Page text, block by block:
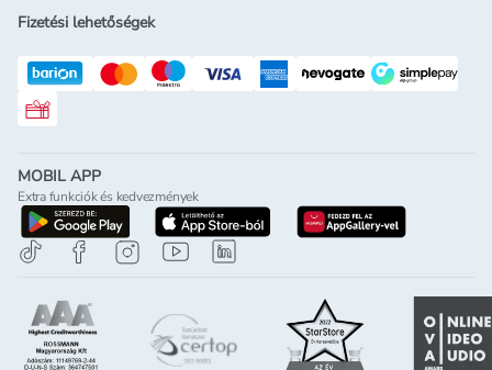
Fizetési lehetőségek
Rossmann ajándékkártya
MOBIL APP
Extra funkciók és kedvezmények
letöltés a google-play-rölletöltés az app-store-ból
letöltés